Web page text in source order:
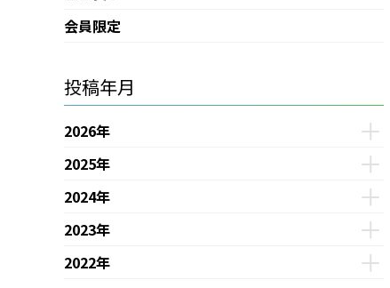
会員限定
投稿年月
2026年
2025年
2024年
2023年
2022年